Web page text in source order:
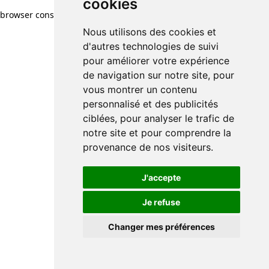
cookies
Nous utilisons des cookies et
d'autres technologies de suivi
pour améliorer votre expérience
de navigation sur notre site, pour
vous montrer un contenu
personnalisé et des publicités
ciblées, pour analyser le trafic de
notre site et pour comprendre la
provenance de nos visiteurs.
J'accepte
Je refuse
Changer mes préférences
browser console for more information)